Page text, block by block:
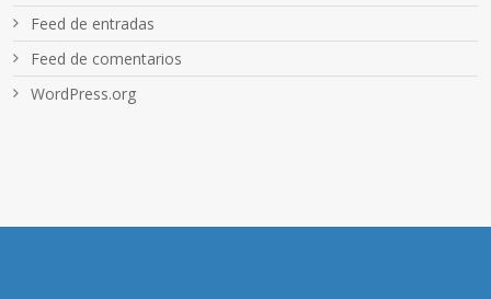
Feed de entradas
Feed de comentarios
WordPress.org